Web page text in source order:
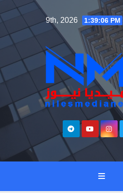
1:39:07 PM